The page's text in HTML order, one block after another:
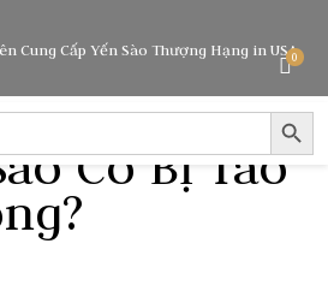
SEARCH
0
Có Bị Táo